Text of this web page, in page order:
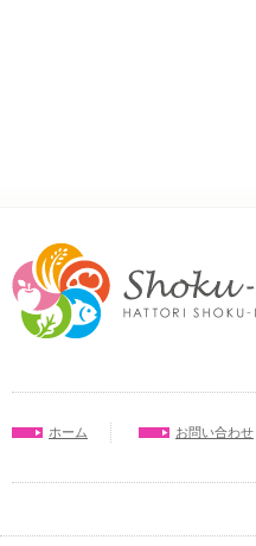
ホーム お問い合わせ